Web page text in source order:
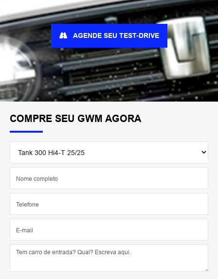
COMPRE SEU GWM AGORA
AGENDE SEU TEST-DRIVE